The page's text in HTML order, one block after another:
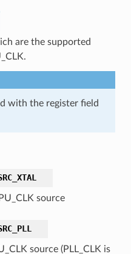
are the supported
with the register field
source
source (PLL_CLK is